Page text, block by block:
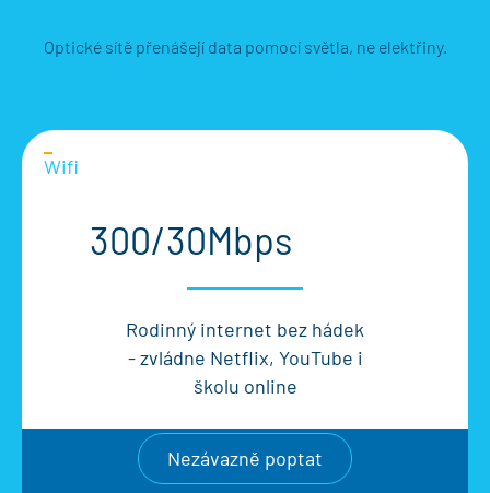
Optické sítě přenášejí data pomocí světla, ne elektřiny.
Wifi
300/30Mbps
Rodinný internet bez hádek
- zvládne Netflix, YouTube i
školu online
Nezávazně poptat